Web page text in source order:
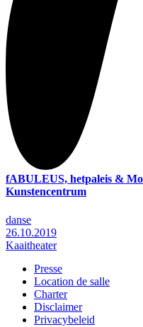
fABULEUS, hetpaleis &
Kunstencentrum
danse
26.10.2019
Kaaitheater
Footer
Presse
Location de salle
Charter
Disclaimer
Privacybeleid